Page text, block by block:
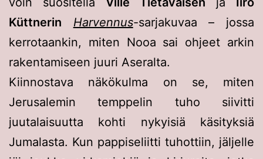
Küttnerin
Harvennus-sarjakuvaa – jossa
kerrotaankin, miten Nooa sai ohjeet arkin
rakentamiseen juuri Aseralta.
Kiinnostava näkökulma on se, miten
Jerusalemin temppelin tuho siivitti
juutalaisuutta kohti nykyisiä käsityksiä
Jumalasta. Kun pappiseliitti tuhottiin, jäljelle